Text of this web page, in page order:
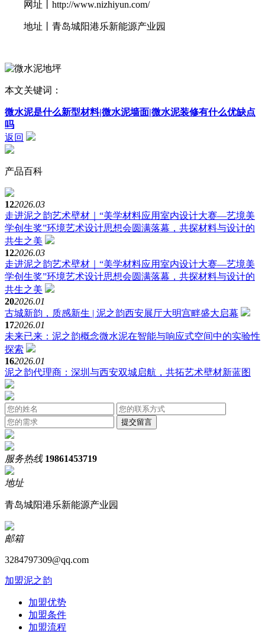
网址丨 http://www.nizhiyun.com/
地址丨青岛城阳港乐新能源产业园
本文关键词：
微水泥是什么新型材料|微水泥墙面|微水泥装修有什么优缺点
吗
返回
产品百科
122026.03
走进泥之韵艺术壁材｜“美学材料应用室内设计大赛—艺境美
学创生奖”环境艺术设计思想会圆满落幕，共探材料与设计的
共生之美
122026.03
走进泥之韵艺术壁材｜“美学材料应用室内设计大赛—艺境美
学创生奖”环境艺术设计思想会圆满落幕，共探材料与设计的
共生之美
202026.01
古城新韵，质感新生 | 泥之韵西安展厅大明宫畔盛大启幕
172026.01
未来已来：泥之韵概念微水泥在智能与响应式空间中的实验性
探索
162026.01
泥之韵代理商：深圳与西安双城启航，共拓艺术壁材新蓝图
服务热线 19861453719
地址
青岛城阳港乐新能源产业园
邮箱
3284797309@qq.com
加盟泥之韵
加盟优势
加盟条件
加盟流程